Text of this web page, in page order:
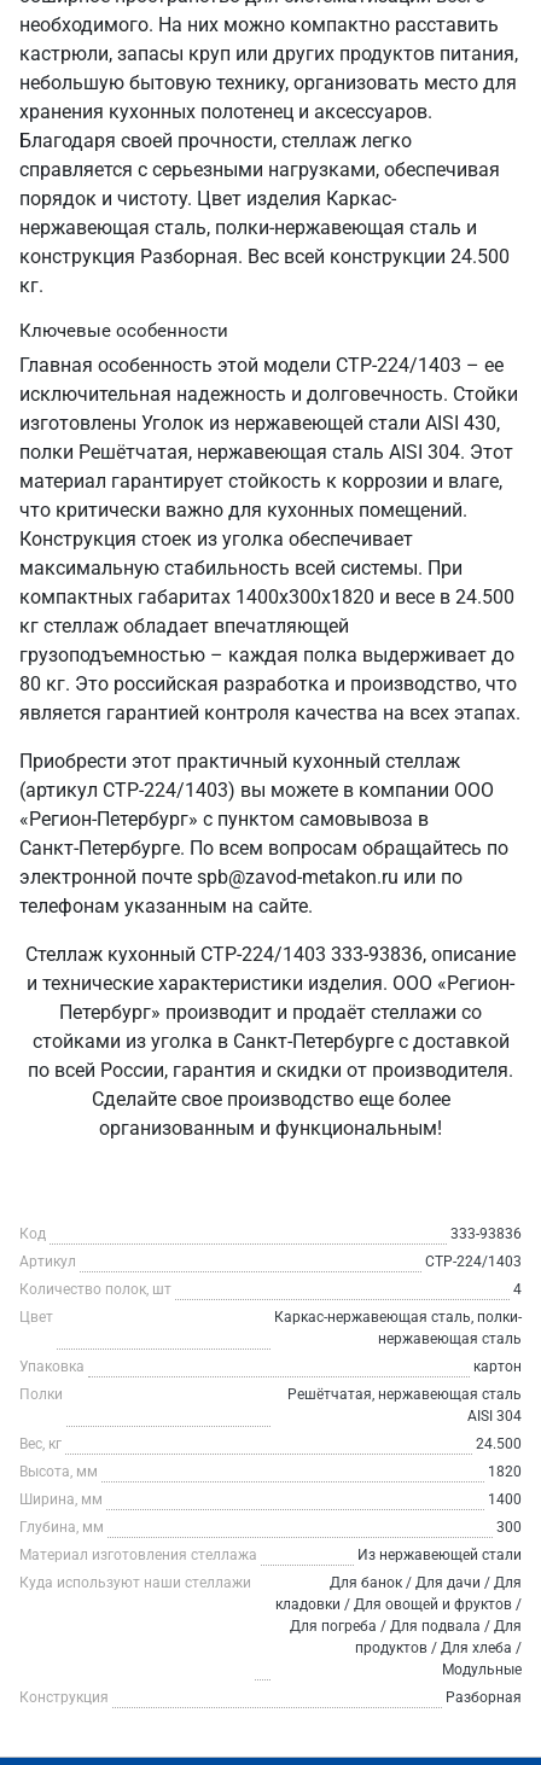
необходимого. На них можно компактно расставить
кастрюли, запасы круп или других продуктов питания,
небольшую бытовую технику, организовать место для
хранения кухонных полотенец и аксессуаров.
Благодаря своей прочности, стеллаж легко
справляется с серьезными нагрузками, обеспечивая
порядок и чистоту. Цвет изделия Каркас-
нержавеющая сталь, полки-нержавеющая сталь и
конструкция Разборная. Вес всей конструкции 24.500
кг.
Ключевые особенности
Главная особенность этой модели СТР-224/1403 – ее
исключительная надежность и долговечность. Стойки
изготовлены Уголок из нержавеющей стали AISI 430,
полки Решётчатая, нержавеющая сталь AISI 304. Этот
материал гарантирует стойкость к коррозии и влаге,
что критически важно для кухонных помещений.
Конструкция стоек из уголка обеспечивает
максимальную стабильность всей системы. При
компактных габаритах 1400х300х1820 и весе в 24.500
кг стеллаж обладает впечатляющей
грузоподъемностью – каждая полка выдерживает до
80 кг. Это российская разработка и производство, что
является гарантией контроля качества на всех этапах.
Приобрести этот практичный кухонный стеллаж
(артикул СТР-224/1403) вы можете в компании ООО
«Регион-Петербург» с пунктом самовывоза в
Санкт‑Петербурге. По всем вопросам обращайтесь по
электронной почте spb@zavod-metakon.ru или по
телефонам указанным на сайте.
Стеллаж кухонный СТР-224/1403 333-93836, описание
и технические характеристики изделия. ООО «Регион-
Петербург» производит и продаёт стеллажи со
стойками из уголка в Санкт‑Петербурге с доставкой
по всей России, гарантия и скидки от производителя.
Сделайте свое производство еще более
организованным и функциональным!
Код
333-93836
Артикул
СТР-224/1403
Количество полок, шт
4
Цвет
Каркас-нержавеющая сталь, полки-
нержавеющая сталь
Упаковка
картон
Полки
Решётчатая, нержавеющая сталь
AISI 304
Вес, кг
24.500
Высота, мм
1820
Ширина, мм
1400
Глубина, мм
300
Материал изготовления стеллажа
Из нержавеющей стали
Куда используют наши стеллажи
Для банок / Для дачи / Для
кладовки / Для овощей и фруктов /
Для погреба / Для подвала / Для
продуктов / Для хлеба /
Модульные
Конструкция
Разборная